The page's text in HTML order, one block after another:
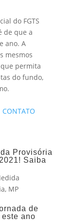
do FGTS
de que a
ano. A
mesmos
permita
do fundo,
CONTATO
Provisória
Saiba
, MP
de
ano